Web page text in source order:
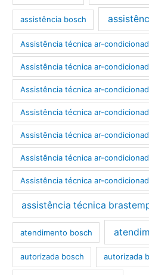
assistência bosch
Assistência técnica ar-
Assistência técnica ar-
Assistência técnica ar-
Assistência técnica ar-
Assistência técnica ar-
Assistência técnica ar-
Assistência técnica ar-
assistência técnica
atendimento bosch
autorizada bosch autorizada